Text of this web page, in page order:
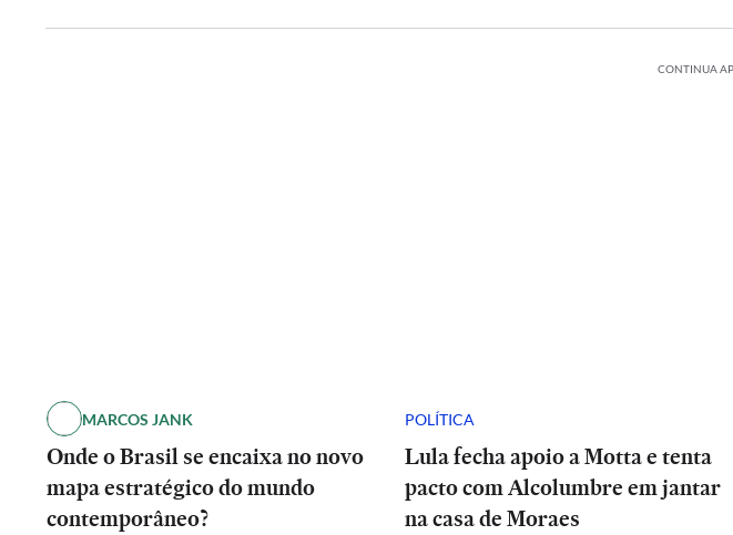
CONTINUA
MARCOS JANK
Onde o Brasil se encaixa no novo
mapa estratégico do mundo
contemporâneo?
POLÍTICA
Lula fecha apoio a Motta e tenta
pacto com Alcolumbre em jantar
na casa de Moraes